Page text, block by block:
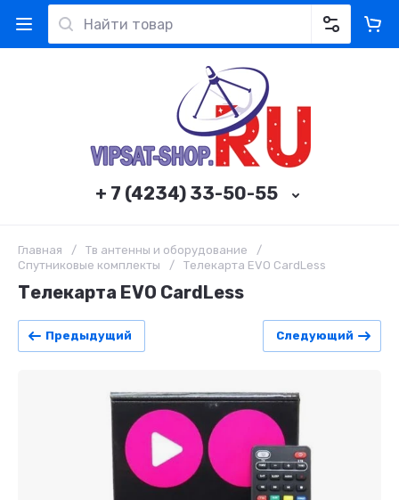
+ 7 (4234) 33-50-55
Главная / Тв антенны и оборудование
/
Спутниковые комплекты
/ Телекарта EVO CardLess
Телекарта EVO CardLess
Предыдущий Следующий